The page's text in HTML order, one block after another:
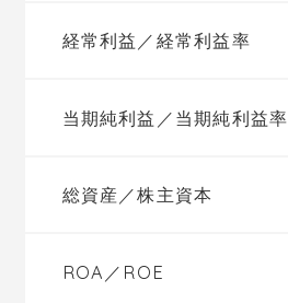
経常利益／経常利益率
当期純利益／当期純利益率
総資産／株主資本
ROA／ROE